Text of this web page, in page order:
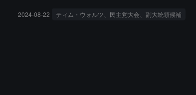
2024-08-22 ティム・ウォルツ、民主党大会、副大統領候補